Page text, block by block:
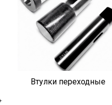
Втулки переходные